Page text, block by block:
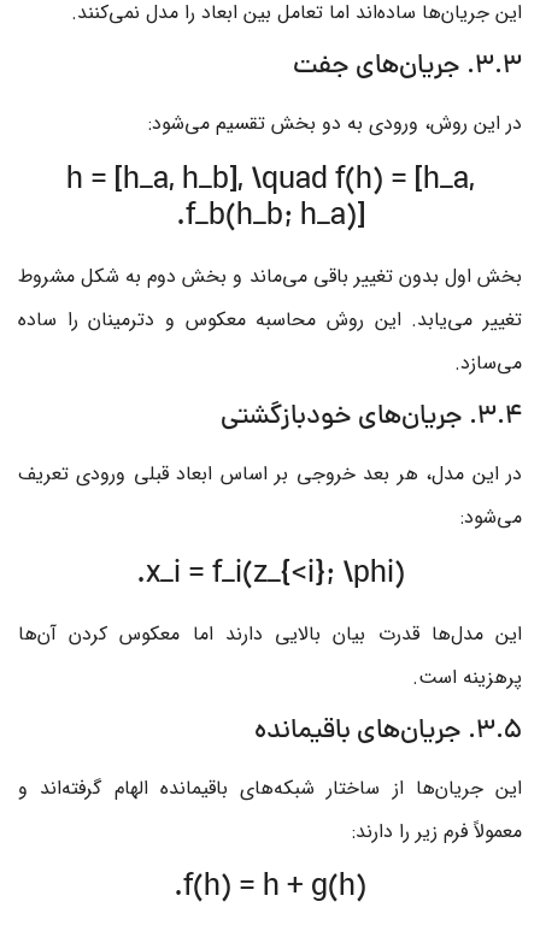
این جریان‌ها ساده‌اند اما تعامل بین ابعاد را مدل نمی‌کنند.
3.3. جریان‌های جفت
در این روش، ورودی به دو بخش تقسیم می‌شود:
h = [h_a, h_b], \quad f(h) = [h_a,
f_b(h_b; h_a)].
بخش اول بدون تغییر باقی می‌ماند و بخش دوم به شکل مشروط
تغییر می‌یابد. این روش محاسبه معکوس و دترمینان را ساده
می‌سازد.
3.4. جریان‌های خودبازگشتی
در این مدل، هر بعد خروجی بر اساس ابعاد قبلی ورودی تعریف
می‌شود:
x_i = f_i(z_{<i}; \phi).
این مدل‌ها قدرت بیان بالایی دارند اما معکوس کردن آن‌ها
پرهزینه است.
3.5. جریان‌های باقیمانده
این جریان‌ها از ساختار شبکه‌های باقیمانده الهام گرفته‌اند و
معمولاً فرم زیر را دارند:
f(h) = h + g(h).